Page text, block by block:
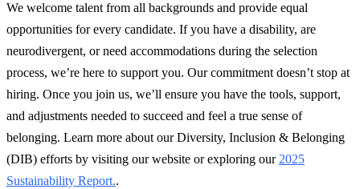
We welcome talent from all backgrounds and provide equal
opportunities for every candidate. If you have a disability, are
neurodivergent, or need accommodations during the selection
process, we’re here to support you. Our commitment doesn’t stop at
hiring. Once you join us, we’ll ensure you have the tools, support,
and adjustments needed to succeed and feel a true sense of
belonging. Learn more about our Diversity, Inclusion & Belonging
(DIB) efforts by visiting our website or exploring our 2025
Sustainability Report..